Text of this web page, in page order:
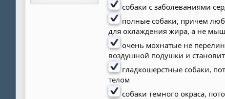
собаки с заболеваниями
полные собаки, причем
для охлаждения жира, а не
очень мохнатые не
воздушной подушки и
гладкошерстные собаки,
телом
собаки темного окраса,